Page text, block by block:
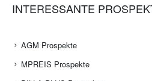
INTERESSANTE
AGM Prospekte
MPREIS Prospekte